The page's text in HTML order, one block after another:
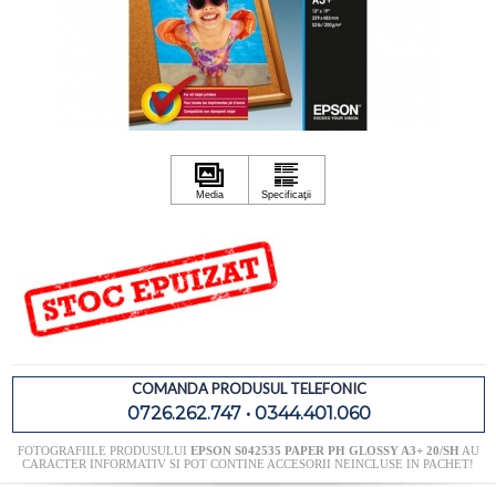
COMANDA PRODUSUL TELEFONIC
0726.262.747 • 0344.401.060
FOTOGRAFIILE PRODUSULUI EPSON S042535 PAPER PH GLOSSY A3+ 20/SH AU
CARACTER INFORMATIV SI POT CONTINE ACCESORII NEINCLUSE IN PACHET!